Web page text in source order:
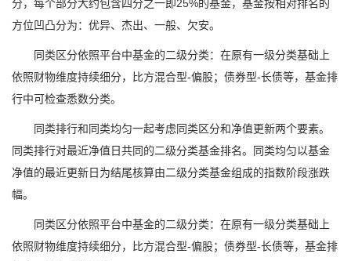
分，每个部分大约包含四分之一即25%的基金，基金按相对排名的
方位凹凸分为：优异、杰出、一般、欠安。
同类区分依照平台中基金的二级分类：在原有一级分类基础上
依照财物维度持续细分，比方混合型-偏股；债券型-长债等，基金排
行中可检查悉数分类。
同类排行和同类均匀一起考虑同类区分和净值更新两个要素。
同类排行对最近净值日共同的二级分类基金排名。同类均匀以基金
净值的最近更新日为结尾核算由二级分类基金组成的指数阶段涨跌
幅。
同类区分依照平台中基金的二级分类：在原有一级分类基础上
依照财物维度持续细分，比方混合型-偏股；债券型-长债等，基金排